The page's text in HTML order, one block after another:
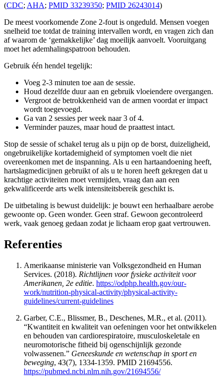
(CDC; AHA; PMID 33239350; PMID 26243014)
De meest voorkomende Zone 2-fout is ongeduld. Mensen voegen
snelheid toe totdat de training intervallen wordt, en vragen zich dan
af waarom de ‘gemakkelijke’ dag moeilijk aanvoelt. Vooruitgang
moet het ademhalingspatroon behouden.
Gebruik één hendel tegelijk:
Voeg 2-3 minuten toe aan de sessie.
Houd dezelfde duur aan en gebruik vloeiendere overgangen.
Vergroot de betrokkenheid van de armen voordat er impact
wordt toegevoegd.
Ga van 2 sessies per week naar 3 of 4.
Verminder pauzes, maar houd de praattest intact.
Stop de sessie of schakel terug als u pijn op de borst, duizeligheid,
ongebruikelijke kortademigheid of symptomen voelt die niet
overeenkomen met de inspanning. Als u een hartaandoening heeft,
hartslagmedicijnen gebruikt of als u te horen heeft gekregen dat u
krachtige activiteiten moet vermijden, vraag dan aan een
gekwalificeerde arts welk intensiteitsbereik geschikt is.
De uitbetaling is bewust duidelijk: je bouwt een herhaalbare aerobe
gewoonte op. Geen wonder. Geen straf. Gewoon gecontroleerd
werk, vaak genoeg gedaan zodat je lichaam erop gaat vertrouwen.
Referenties
Amerikaanse ministerie van Volksgezondheid en Human
Services. (2018). Richtlijnen voor fysieke activiteit voor
Amerikanen, 2e editie. https://odphp.health.gov/our-
work/nutrition-physical-activity/physical-activity-
guidelines/current-guidelines
Garber, C.E., Blissmer, B., Deschenes, M.R., et al. (2011).
“Kwantiteit en kwaliteit van oefeningen voor het ontwikkelen
en behouden van cardiorespiratoire, musculoskeletale en
neuromotorische fitheid bij ogenschijnlijk gezonde
volwassenen.” Geneeskunde en wetenschap in sport en
beweging, 43(7), 1334-1359. PMID 21694556.
https://pubmed.ncbi.nlm.nih.gov/21694556/